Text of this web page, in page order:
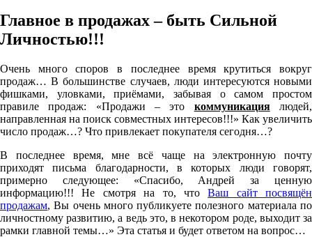
Главное в продажах – быть Сильной
Личностью!!!
Очень много споров в последнее время крутиться вокруг
продаж… В большинстве случаев, люди интересуются новыми
фишками, уловками, приёмами, забывая о самом простом
правиле продаж: «Продажи – это коммуникациялюдей,
направленная на поиск совместных интересов!!!» Как увеличить
число продаж…? Что привлекает покупателя сегодня…?
В последнее время, мне всё чаще на электронную почту
приходят письма благодарности, в которых люди говорят,
примерно следующее: «Спасибо, Андрей за ценную
информацию!!! Не смотря на то, чтоВаш сайт посвящён
продажам, Вы очень много публикуете полезного материала по
личностному развитию, а ведь это, в некотором роде, выходит за
рамки главной темы…» Эта статья и будет ответом на вопрос…